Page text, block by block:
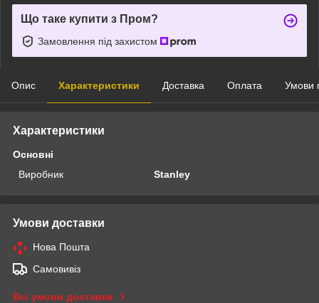
Що таке купити з Пром?
Замовлення під захистом
Опис Характеристики Доставка Оплата Умови
Характеристики
Основні
Виробник
Stanley
Умови доставки
Нова Пошта
Самовивіз
Всі умови доставки